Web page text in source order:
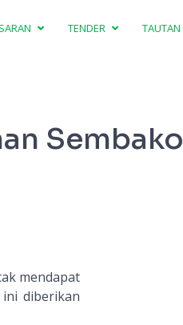
TENDER TAUTAN
Sembako
mendapat
diberikan